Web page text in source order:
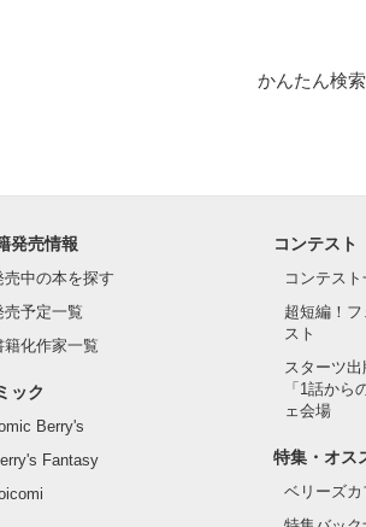
かんたん検
発売情報
売中の本を探す
売予定一覧
籍化作家一覧
ック
Berry's
Fantasy
コンテスト
コンテスト
超短編！
スト
スターツ
「1話から
ェ会場
特集・オス
ベリーズ